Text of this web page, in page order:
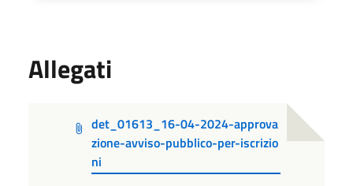
Allegati
det_01613_16-04-2024-approva
zione-avviso-pubblico-per-iscrizio
ni